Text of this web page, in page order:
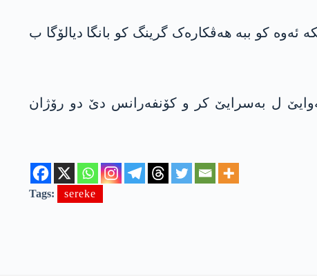
کو ببە هەڤکارەک گرینگ کو بانگا دیالۆگا ب
ل بەسرایێ کر و کۆنفەرانس دێ دو رۆژان
Tags: sereke